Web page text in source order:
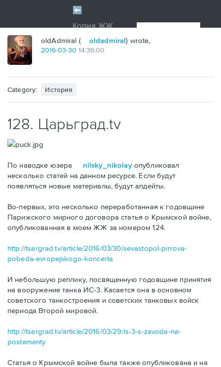
oldAdmiral ( oldadmiral) wrote,
2016-03-30 14:36:00
Category: История
128. Царьград.tv
По наводке юзера nilsky_nikolayопубликовал
несколько статей на данном ресурсе. Если будут
появляться новые материалы, будут апдейты.
Во-первых, это несколько переработанная к годовщине
Парижского мирного договора статья о Крымской войне,
опубликованная в моем ЖЖ за номером 124.
http://tsargrad.tv/article/2016/03/30/sevastopol-pirrova-
pobeda-evropejskogo-koncerta
И небольшую реплику, посвященную годовщине принятия
на вооружение танка ИС-3. Касается она в основном
советского танкостроения и советских танковых войск
периода Второй мировой.
http://tsargrad.tv/article/2016/03/29/is-3-s-zavoda-na-
postamenty
Статья о Крымской войне была также опубликована и на